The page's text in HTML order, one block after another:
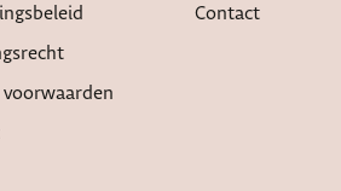
voorwaarden
Contact